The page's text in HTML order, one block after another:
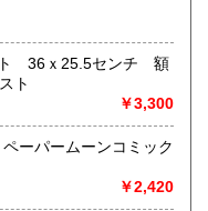
たります。
などの昔の女優・アイ
イラスト集、
本・設定資料集
36ｘ25.5センチ 額
ト
￥3,300
ーパームーンコミック
￥2,420